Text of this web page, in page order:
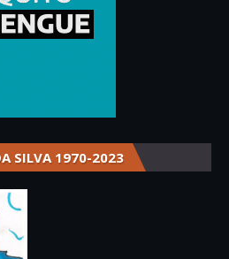
SILVA 1970-2023